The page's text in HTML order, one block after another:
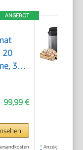
ANGEBOT
20
3
für
99,99 €
* Anzeige